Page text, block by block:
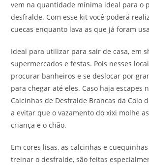
vem na quantidade mínima ideal para o
desfralde. Com esse kit você poderá
cuecas enquanto lava as que já foram
Ideal para utilizar para sair de casa, em
supermercados e festas. Pois nesses
procurar banheiros e se deslocar por
para chegar até eles. Caso haja escapes
Calcinhas de Desfralde Brancas da Colo
a evitar que o vazamento do xixi molhe
criança e o chão.
Em cores lisas, as calcinhas e
treinar o desfralde, são feitas